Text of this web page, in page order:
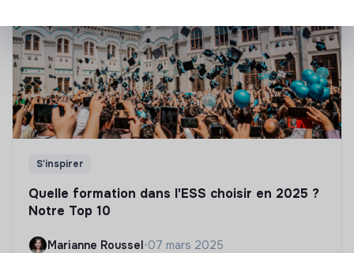
S'inspirer
Quelle formation dans l'ESS choisir en 2025 ?
Notre Top 10
Marianne Roussel•07 mars 2025